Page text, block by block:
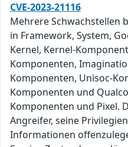
CVE-2023-21116
Mehrere Schwachstellen
in Framework, System,
Kernel, Kernel-
Komponenten,
Komponenten, Unisoc-
Komponenten und
Komponenten und Pixel.
Angreifer, seine
Informationen